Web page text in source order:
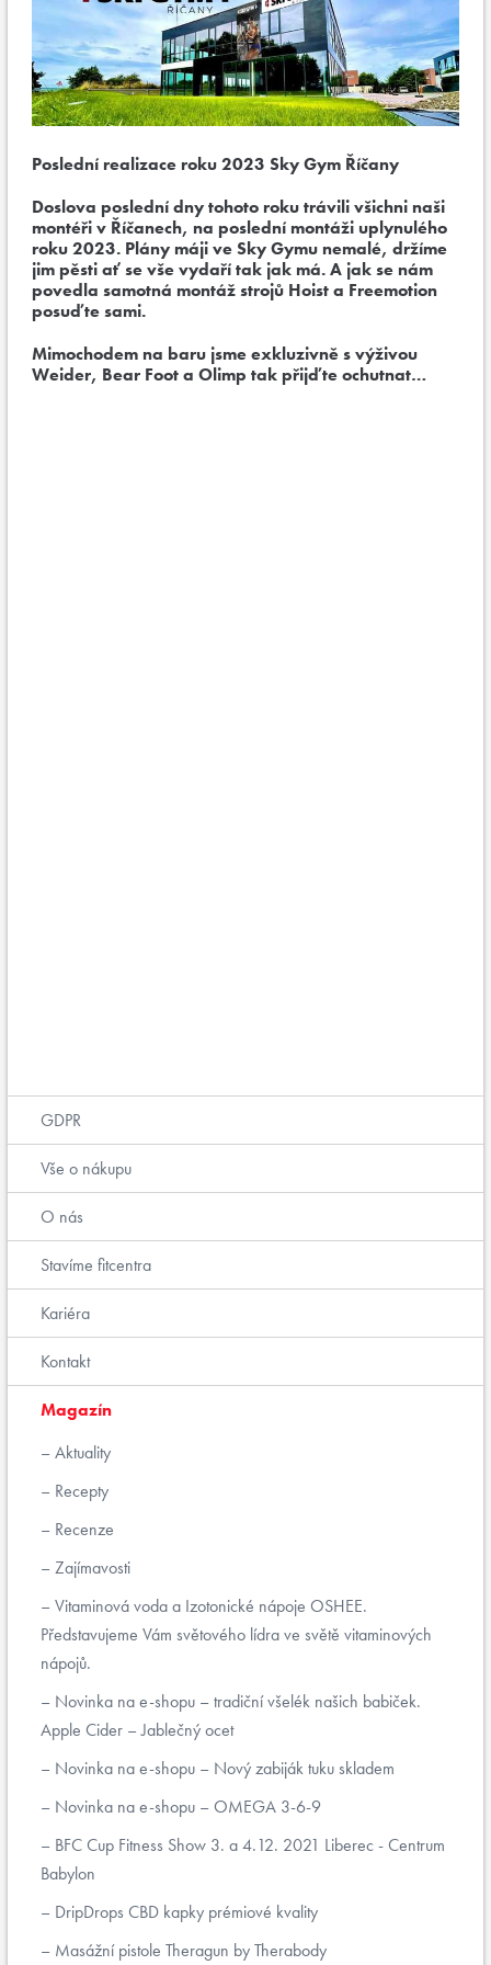
Poslední realizace roku 2023 Sky Gym Říčany
Doslova poslední dny tohoto roku trávili všichni naši
montéři v Říčanech, na poslední montáži uplynulého
roku 2023. Plány máji ve Sky Gymu nemalé, držíme
jim pěsti ať se vše vydaří tak jak má. A jak se nám
povedla samotná montáž strojů Hoist a Freemotion
posuďte sami.
Mimochodem na baru jsme exkluzivně s výživou
Weider, Bear Foot a Olimp tak přijďte ochutnat…
GDPR
Vše o nákupu
O nás
Stavíme fitcentra
Kariéra
Kontakt
Magazín
Aktuality
Recepty
Recenze
Zajímavosti
Vitaminová voda a Izotonické nápoje OSHEE.
Představujeme Vám světového lídra ve světě vitaminových
nápojů.
Novinka na e-shopu – tradiční všelék našich babiček.
Apple Cider – Jablečný ocet
Novinka na e-shopu – Nový zabiják tuku skladem
Novinka na e-shopu – OMEGA 3-6-9
BFC Cup Fitness Show 3. a 4.12. 2021 Liberec - Centrum
Babylon
DripDrops CBD kapky prémiové kvality
Masážní pistole Theragun by Therabody